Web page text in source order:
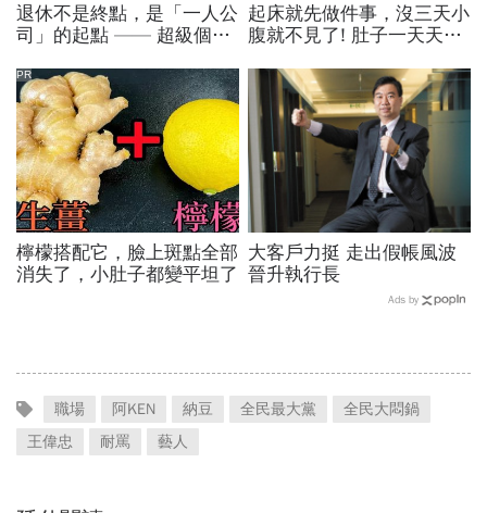
退休不是終點，是「一人公
司」的起點 —— 超級個體
起床就先做件事，沒三天小
腹就不見了! 肚子一天天變
檸檬搭配它，臉上斑點全部
消失了，小肚子都變平坦了
PR
大客戶力挺 走出假帳風波
晉升執行長
Ads by
職場 阿KEN 納豆 全民最大黨
全民大悶鍋
王偉忠
耐罵 藝人